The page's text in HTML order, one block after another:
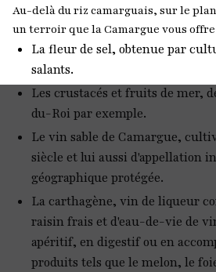
Au-delà du riz camarguais, sur le
un terroir que la Camargue vous offre
La fleur de sel, obtenue par
salants.
Les crustacés et fruits de mer,
du-Roi par exemple.
Le vin sable de Camargue,
siècle et lui aussi d'appellation
géographique protégée.
La carthagène, vin de liqueur
raisin frais et d'eau-de-vie de
apéritif, en digestif ou en
produits tels que le melon, le